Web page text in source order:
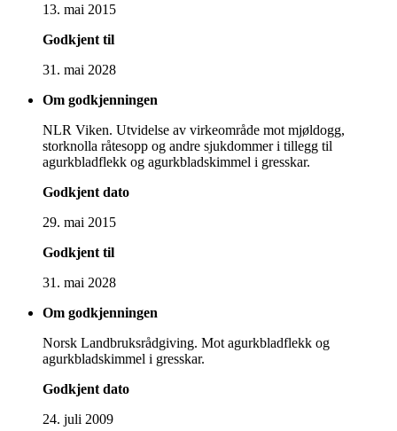
13. mai 2015
Godkjent til
31. mai 2028
Om godkjenningen
NLR Viken. Utvidelse av virkeområde mot mjøldogg,
storknolla råtesopp og andre sjukdommer i tillegg til
agurkbladflekk og agurkbladskimmel i gresskar.
Godkjent dato
29. mai 2015
Godkjent til
31. mai 2028
Om godkjenningen
Norsk Landbruksrådgiving. Mot agurkbladflekk og
agurkbladskimmel i gresskar.
Godkjent dato
24. juli 2009